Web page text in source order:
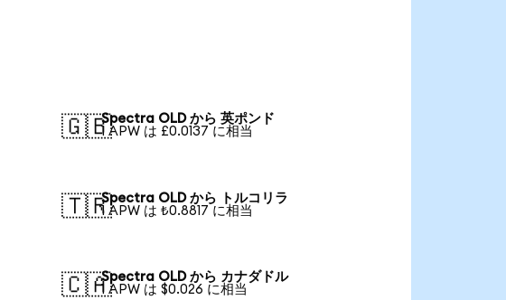
🇬🇧Spectra OLD から 英ポンド
1 APW は £0.0137 に相当
🇹🇷Spectra OLD から トルコリラ
1 APW は ₺0.8817 に相当
🇨🇦Spectra OLD から カナダドル
1 APW は $0.026 に相当